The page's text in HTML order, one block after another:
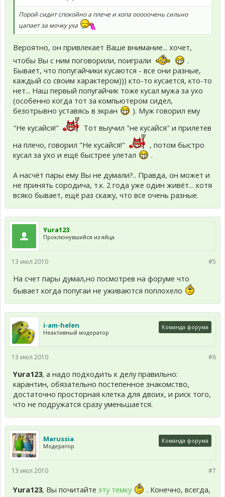
Порой сидит спокойно а плече и хопа ооооочень сильно
цапает за мочку уха
Вероятно, он привлекает Ваше внимание... хочет,
чтобы Вы с ним поговорили, поиграли
.
Бывает, что попугайчики кусаются - все они разные,
каждый со своим характером))) кто-то кусается, кто-то
нет... Наш первый попугайчик тоже кусал мужа за ухо
(особенно когда тот за компьютером сидел,
безотрывно уставясь в экран
). Муж говорил ему
"Не кусайся!"
Тот выучил "не кусайся" и прилетев
на плечо, говорил "Не кусайся!"
, потом быстро
кусал за ухо и ещё быстрее улетал
.
А насчёт пары ему Вы не думали?.. Правда, он может и
не принять сородича, т.к. 2 года уже один живёт... хотя
всяко бывает, ещё раз скажу, что все очень разные.
Yura123
Проклюнувшийся из яйца
#5
13 июл 2010
На счет пары думал,но посмотрев на форуме что
бывает когда попугаи не уживаются поплохело
i-am-helen
Неактивный модератор
Команда форума
#6
13 июл 2010
Yura123, а надо подходить к делу правильно:
карантин, обязательно постепенное знакомство,
достаточно просторная клетка для двоих, и риск того,
что не подружатся сразу уменьшается.
Marussia
Модератор
Команда форума
#7
13 июл 2010
Yura123, Вы почитайте эту темку
. Конечно, всегда,